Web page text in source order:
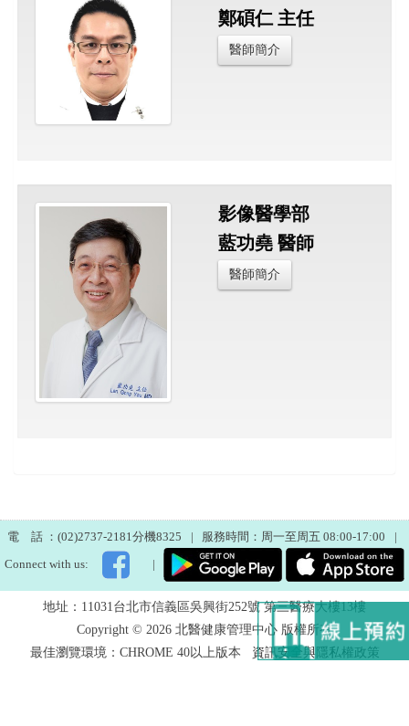
鄭碩仁 主任
醫師簡介
影像醫學部
藍功堯 醫師
醫師簡介
電 話 ：(02)2737-2181分機8325 | 服務時間：周一至周五 08:00-17:00
|
Connect with us:
|
地址：11031台北市信義區吳興街252號 第三醫療大樓13樓
Copyright © 2026 北醫健康管理中心 版權所有
最佳瀏覽環境：CHROME 40以上版本 資訊安全與隱私權政策